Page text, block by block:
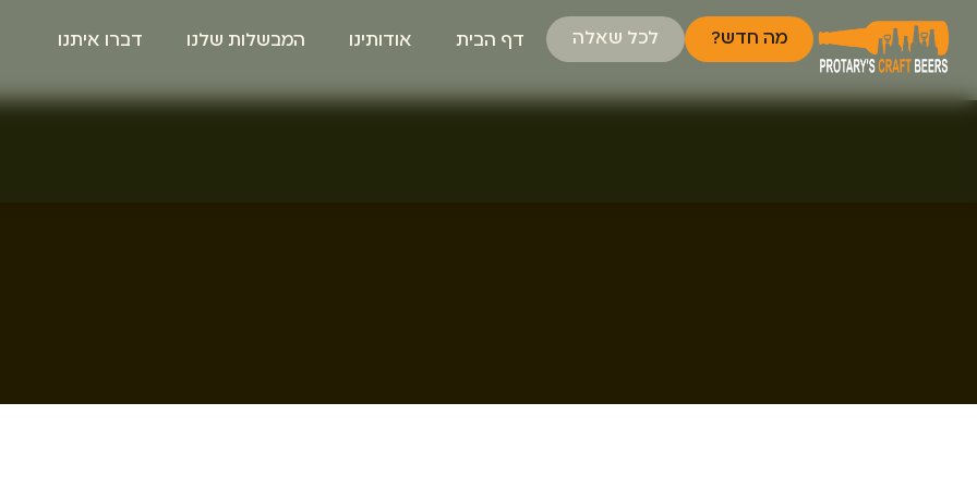
מה חדש? לכל שאלה דף הבית אודותינו המבשלות שלנו דברו איתנו